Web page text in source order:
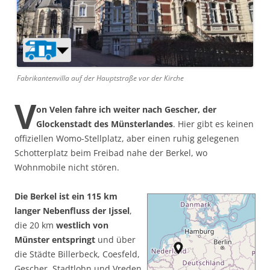
Fabrikantenvilla auf der Hauptstraße vor der Kirche
Von Velen fahre ich weiter nach Gescher, der
Glockenstadt des Münsterlandes. Hier gibt es keinen
offiziellen Womo-Stellplatz, aber einen ruhig gelegenen
Schotterplatz beim Freibad nahe der Berkel, wo
Wohnmobile nicht stören.
Die Berkel ist ein 115 km
langer Nebenfluss der Ijssel,
die 20 km westlich von
Münster entspringt und über
die Städte Billerbeck, Coesfeld,